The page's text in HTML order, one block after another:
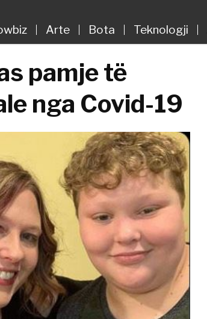
Arte Bota Teknologji
pamje të
nga Covid-19